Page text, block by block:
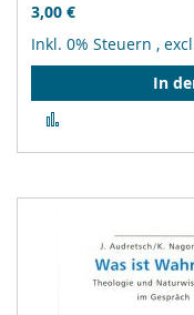
3,00 €
Inkl. 0% Steuern ,
In
hinzufügen